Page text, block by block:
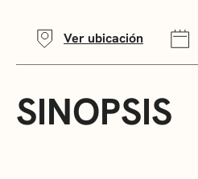
Ver ubicación
SINOPSIS